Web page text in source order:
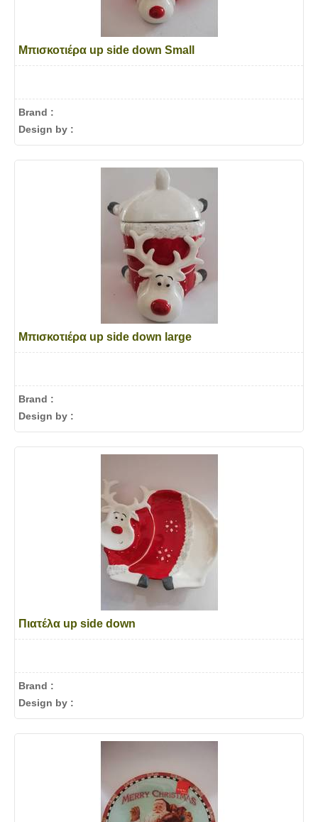
Μπισκοτιέρα up side down Small
Brand :
Design by :
Μπισκοτιέρα up side down large
Brand :
Design by :
Πιατέλα up side down
Brand :
Design by :